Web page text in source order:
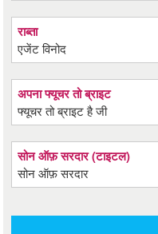
राब्ता
एजेंट विनोद
अपना फ्यूचर तो ब्राइट
फ्यूचर तो ब्राइट है जी
सोन ऑफ़ सरदार (टाइटल)
सोन ऑफ़ सरदार